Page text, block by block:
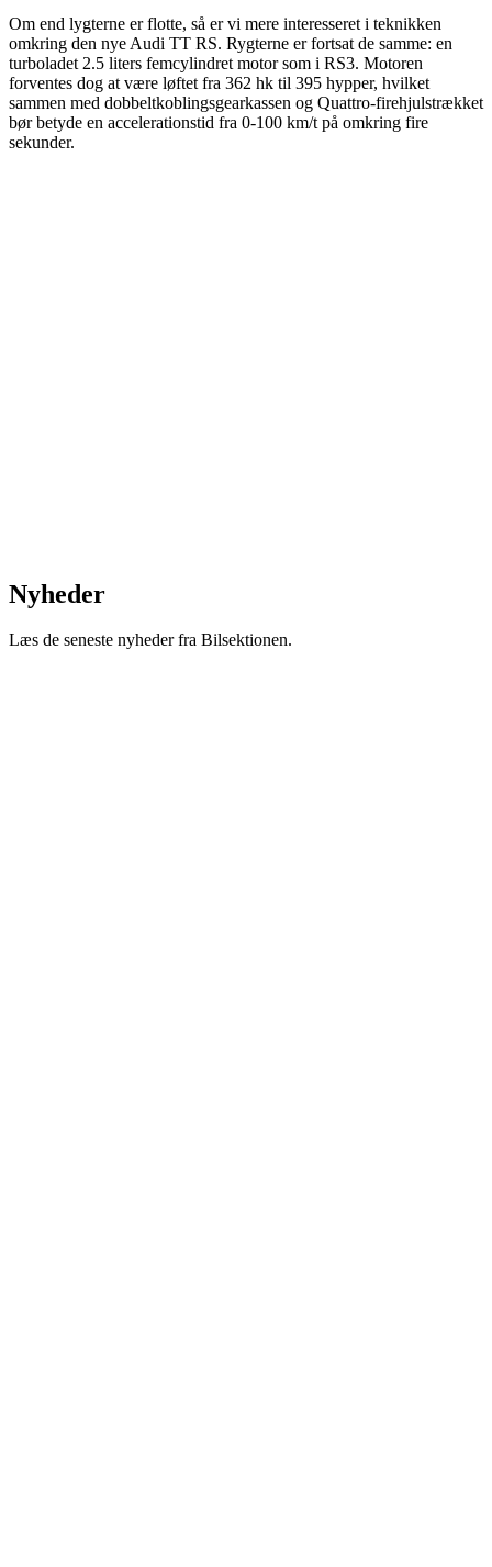
Om end lygterne er flotte, så er vi mere interesseret i teknikken
omkring den nye Audi TT RS. Rygterne er fortsat de samme: en
turboladet 2.5 liters femcylindret motor som i RS3. Motoren
forventes dog at være løftet fra 362 hk til 395 hypper, hvilket
sammen med dobbeltkoblingsgearkassen og Quattro-firehjulstrækket
bør betyde en accelerationstid fra 0-100 km/t på omkring fire
sekunder.
Nyheder
Læs de seneste nyheder fra Bilsektionen.